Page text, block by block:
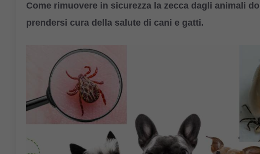
Come rimuovere in sicurezza la zecca dagli animali
prendersi cura della salute di cani e gatti.